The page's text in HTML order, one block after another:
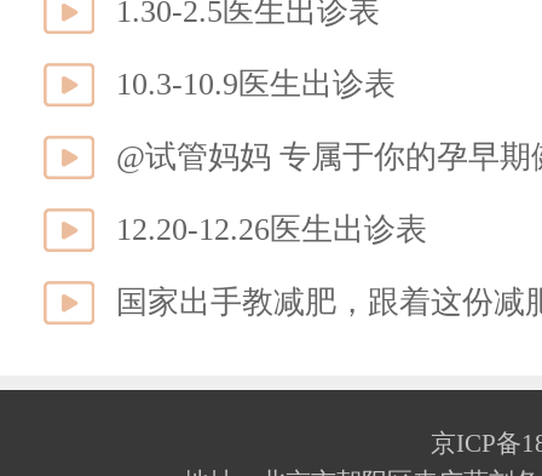
1.30-2.5医生出诊表
10.3-10.9医生出诊表
@试管妈妈 专属于你的孕早
12.20-12.26医生出诊表
国家出手教减肥，跟着这份减
京ICP备